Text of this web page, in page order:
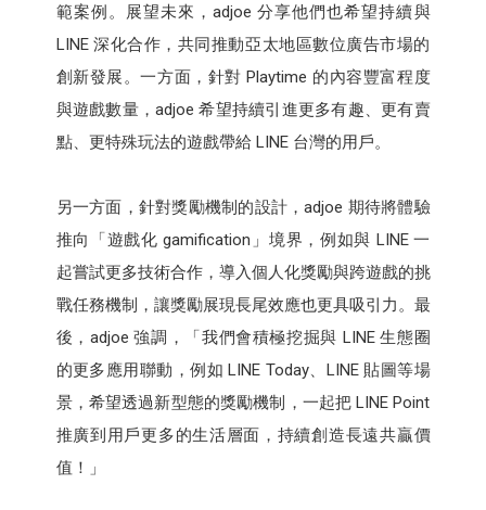
範案例。展望未來，adjoe 分享他們也希望持續與
LINE 深化合作，共同推動亞太地區數位廣告市場的
創新發展。一方面，針對 Playtime 的內容豐富程度
與遊戲數量，adjoe 希望持續引進更多有趣、更有賣
點、更特殊玩法的遊戲帶給 LINE 台灣的用戶。
另一方面，針對獎勵機制的設計，adjoe 期待將體驗
推向「遊戲化 gamification」境界，例如與 LINE 一
起嘗試更多技術合作，導入個人化獎勵與跨遊戲的挑
戰任務機制，讓獎勵展現長尾效應也更具吸引力。最
後，adjoe 強調，「我們會積極挖掘與 LINE 生態圈
的更多應用聯動，例如 LINE Today、LINE 貼圖等場
景，希望透過新型態的獎勵機制，一起把 LINE Point
推廣到用戶更多的生活層面，持續創造長遠共贏價
值！」